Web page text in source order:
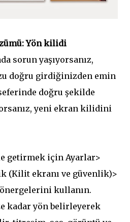
Yön kilidi
sorun yaşıyorsanız,
doğru girdiğinizden emin
doğru şekilde
yeni ekran kilidini
getirmek için Ayarlar>
(Kilit ekranı ve güvenlik)>
kullanın.
kadar yön belirleyerek